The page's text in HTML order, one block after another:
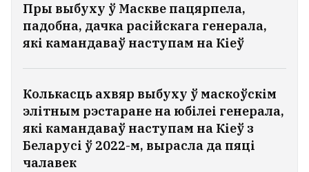
Пры выбуху ў Маскве пацярпела,
падобна, дачка расійскага генерала,
які камандаваў наступам на Кіеў
Колькасць ахвяр выбуху ў маскоўскім
элітным рэстаране на юбілеі генерала,
які камандаваў наступам на Кіеў з
Беларусі ў 2022-м, вырасла да пяці
чалавек